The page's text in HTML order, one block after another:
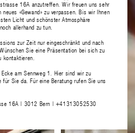
16A anzutreffen. Wir freuen uns sehr
«Gewand» zu verpassen. Bis wir Ihnen
Licht und schönster Atmosphäre
allerhand zu tun.
zur Zeit nur eingeschränkt und nach
Sie eine Präsentation bei sich zu
kontaktieren.
am Sennweg 1. Hier sind wir zu
für Sie da. Für eine Beratung rufen Sie uns
16A | 3012 Bern | +41313052530